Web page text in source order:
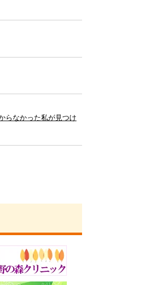
らなかった私が見つけ